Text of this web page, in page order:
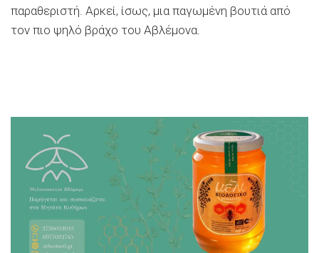
παραθεριστή. Αρκεί, ίσως, μια παγωμένη βουτιά από
τον πιο ψηλό βράχο του Αβλέμονα.